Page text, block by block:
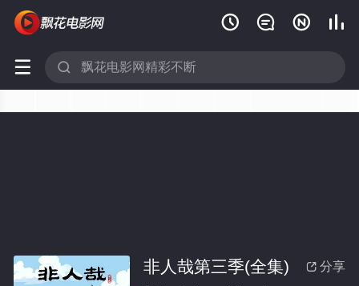
   
 
 分享
非人哉第三季(全集)